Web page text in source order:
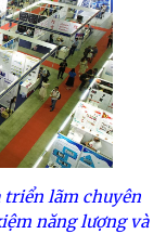
triển lãm chuyên
năng lượng và